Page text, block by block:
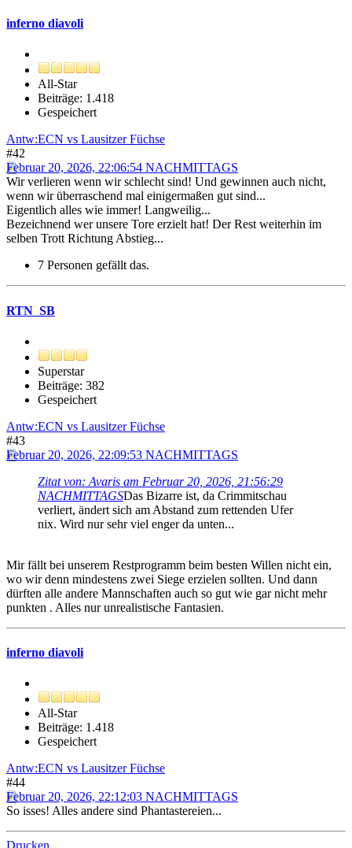
inferno diavoli
All-Star
Beiträge: 1.418
Gespeichert
Antw:ECN vs Lausitzer Füchse
#42
Februar 20, 2026, 22:06:54 NACHMITTAGS
Wir verlieren wenn wir schlecht sind! Und gewinnen auch nicht,
wenn wir überraschend mal einigermaßen gut sind...
Eigentlich alles wie immer! Langweilig...
Bezeichnend wer unsere Tore erzielt hat! Der Rest weiterhin im
selben Trott Richtung Abstieg...
7 Personen gefällt das.
RTN_SB
Superstar
Beiträge: 382
Gespeichert
Antw:ECN vs Lausitzer Füchse
#43
Februar 20, 2026, 22:09:53 NACHMITTAGS
Zitat von: Avaris am Februar 20, 2026, 21:56:29
NACHMITTAGSDas Bizarre ist, da Crimmitschau
verliert, ändert sich am Abstand zum rettenden Ufer
nix. Wird nur sehr viel enger da unten...
Mir fällt bei unserem Restprogramm beim besten Willen nicht ein,
wo wir denn mindestens zwei Siege erzielen sollten. Und dann
dürften alle andere Mannschaften auch so gut wie gar nicht mehr
punkten . Alles nur unrealistische Fantasien.
inferno diavoli
All-Star
Beiträge: 1.418
Gespeichert
Antw:ECN vs Lausitzer Füchse
#44
Februar 20, 2026, 22:12:03 NACHMITTAGS
So isses! Alles andere sind Phantastereien...